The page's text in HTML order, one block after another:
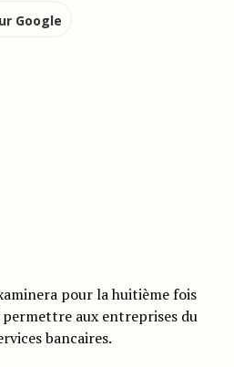
Google
pour la huitième fois
aux entreprises du
bancaires.